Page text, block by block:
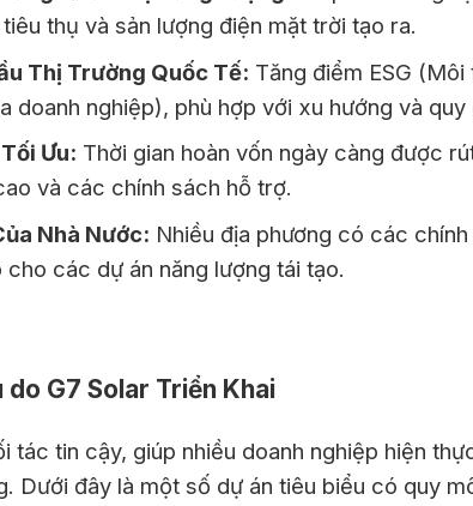
thụ và sản lượng điện mặt trời tạo ra.
Thị Trường Quốc Tế: Tăng điểm ESG
doanh nghiệp), phù hợp với xu hướng và quy
Ưu: Thời gian hoàn vốn ngày càng được
và các chính sách hỗ trợ.
Nhà Nước: Nhiều địa phương có các
cho các dự án năng lượng tái tạo.
do G7 Solar Triển Khai
tác tin cậy, giúp nhiều doanh nghiệp hiện
Dưới đây là một số dự án tiêu biểu có quy